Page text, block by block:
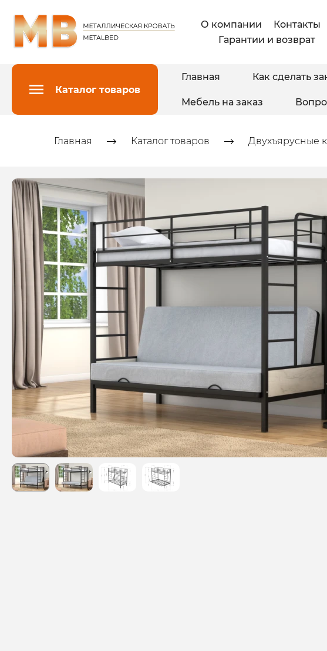
О компании Контакты
Гарантии и возврат
Каталог товаров
Главная Как сделать
Мебель на заказ
Главная Каталог товаров Двухъярусные